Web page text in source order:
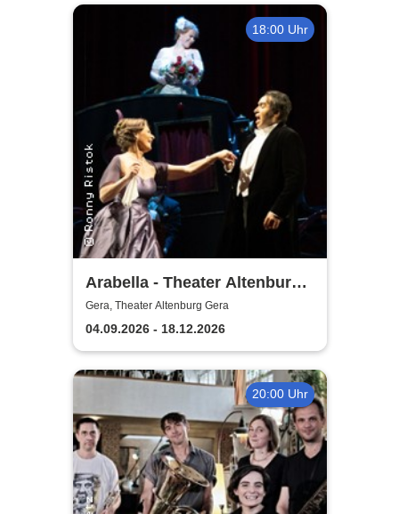
Kerzenschein
18:00 Uhr
Arabella - Theater Altenburg
Gera
Gera, Theater Altenburg Gera
04.09.2026 - 18.12.2026
20:00 Uhr